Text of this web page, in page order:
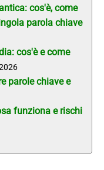
cos'è, come
parola chiave
cos'è e come
parole chiave e
funziona e rischi